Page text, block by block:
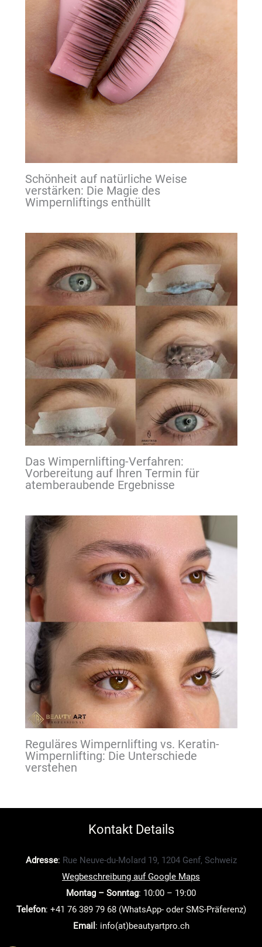
Schönheit auf natürliche Weise
verstärken: Die Magie des
Wimpernliftings enthüllt
Das Wimpernlifting-Verfahren:
Vorbereitung auf Ihren Termin für
atemberaubende Ergebnisse
Reguläres Wimpernlifting vs. Keratin-
Wimpernlifting: Die Unterschiede
verstehen
Kontakt Details
Adresse: Rue Neuve-du-Molard 19, 1204 Genf, Schweiz
Wegbeschreibung auf Google Maps
Montag – Sonntag: 10:00 – 19:00
Telefon: +41 76 389 79 68 (WhatsApp- oder SMS-Präferenz)
Email : info(at)beautyartpro.ch